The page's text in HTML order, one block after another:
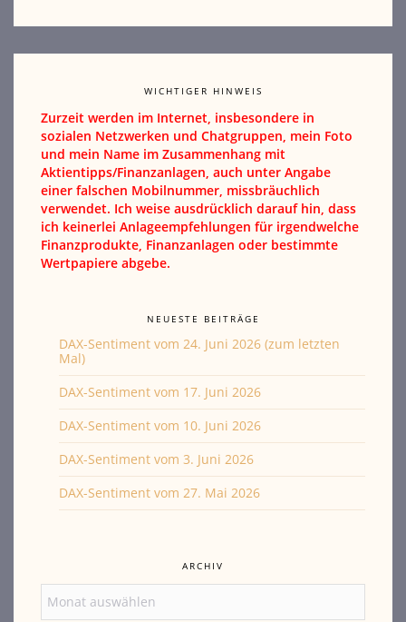
WICHTIGER HINWEIS
Zurzeit werden im Internet, insbesondere in
sozialen Netzwerken und Chatgruppen, mein Foto
und mein Name im Zusammenhang mit
Aktientipps/Finanzanlagen, auch unter Angabe
einer falschen Mobilnummer, missbräuchlich
verwendet. Ich weise ausdrücklich darauf hin, dass
ich keinerlei Anlageempfehlungen für irgendwelche
Finanzprodukte, Finanzanlagen oder bestimmte
Wertpapiere abgebe.
NEUESTE BEITRÄGE
DAX-Sentiment vom 24. Juni 2026 (zum letzten
Mal)
DAX-Sentiment vom 17. Juni 2026
DAX-Sentiment vom 10. Juni 2026
DAX-Sentiment vom 3. Juni 2026
DAX-Sentiment vom 27. Mai 2026
ARCHIV